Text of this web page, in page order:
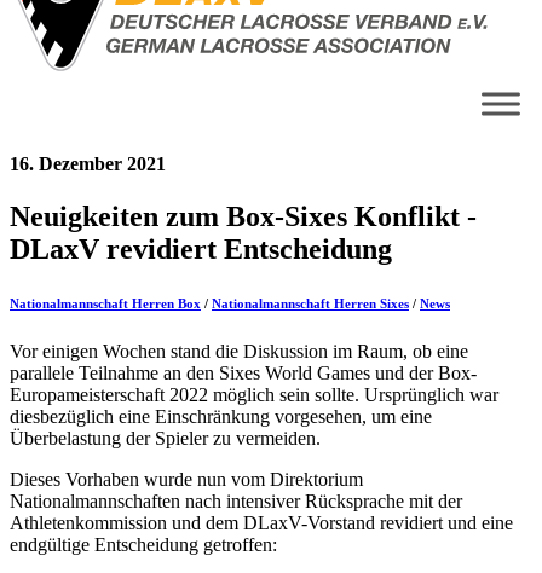
16. Dezember 2021
Neuigkeiten zum Box-Sixes Konflikt -
DLaxV revidiert Entscheidung
Nationalmannschaft Herren Box / Nationalmannschaft Herren Sixes / News
Vor einigen Wochen stand die Diskussion im Raum, ob eine
parallele Teilnahme an den Sixes World Games und der Box-
Europameisterschaft 2022 möglich sein sollte. Ursprünglich war
diesbezüglich eine Einschränkung vorgesehen, um eine
Überbelastung der Spieler zu vermeiden.
Dieses Vorhaben wurde nun vom Direktorium
Nationalmannschaften nach intensiver Rücksprache mit der
Athletenkommission und dem DLaxV-Vorstand revidiert und eine
endgültige Entscheidung getroffen: